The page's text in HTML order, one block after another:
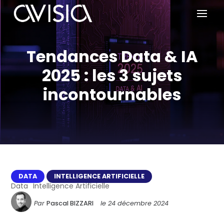
Tendances Data & IA
2025 : les 3 sujets
incontournables
DATA INTELLIGENCE ARTIFICIELLE
Data Intelligence Artificielle
ParPascal BIZZARI le24 décembre 2024